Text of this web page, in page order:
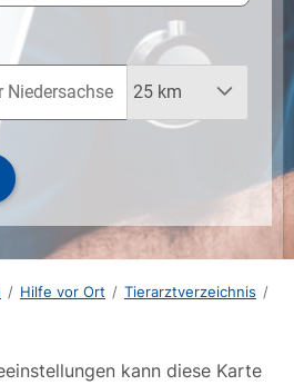
/ Hilfe vor Ort / Tierarztverzeichnis /
kann diese Karte